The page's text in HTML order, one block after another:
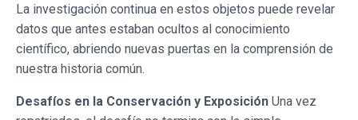
La investigación continua en estos objetos puede revelar
datos que antes estaban ocultos al conocimiento
científico, abriendo nuevas puertas en la comprensión de
nuestra historia común.
Desafíos en la Conservación y Exposición Una vez